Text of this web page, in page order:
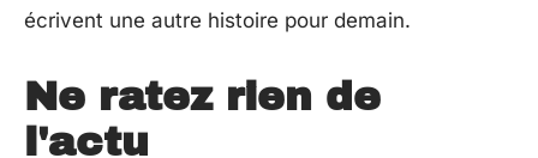
écrivent une autre histoire pour demain.
Ne ratez rien de
l'actu